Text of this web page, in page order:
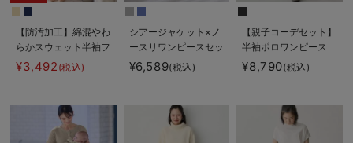
【防汚加工】綿混やわ
らかスウェット半袖フ
レアワンピース マタ
ニティ・産後【出産後
¥3,492 (税込)
シアージャケット×ノ
ースリワンピースセッ
ト マタニティ・産後
【産後も長く着れる】
ズマダム）
¥6,589(税込)
【親子コーデセット】
半袖ポロワンピース
（ひざ下丈）＆襟付き
ポロロンパース 出産
ティ・授乳服
¥8,790(税込)